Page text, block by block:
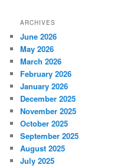
ARCHIVES
June 2026
May 2026
March 2026
February 2026
January 2026
December 2025
November 2025
October 2025
September 2025
August 2025
July 2025